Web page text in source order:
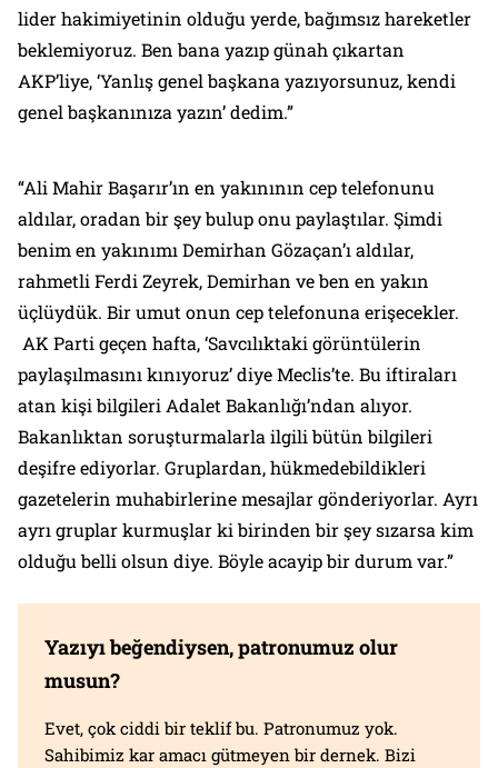
lider hakimiyetinin olduğu yerde, bağımsız hareketler
beklemiyoruz. Ben bana yazıp günah çıkartan
AKP’liye, ‘Yanlış genel başkana yazıyorsunuz, kendi
genel başkanınıza yazın’ dedim.”
“Ali Mahir Başarır’ın en yakınının cep telefonunu
aldılar, oradan bir şey bulup onu paylaştılar. Şimdi
benim en yakınımı Demirhan Gözaçan’ı aldılar,
rahmetli Ferdi Zeyrek, Demirhan ve ben en yakın
üçlüydük. Bir umut onun cep telefonuna erişecekler.
AK Parti geçen hafta, ‘Savcılıktaki görüntülerin
paylaşılmasını kınıyoruz’ diye Meclis’te. Bu iftiraları
atan kişi bilgileri Adalet Bakanlığı’ndan alıyor.
Bakanlıktan soruşturmalarla ilgili bütün bilgileri
deşifre ediyorlar. Gruplardan, hükmedebildikleri
gazetelerin muhabirlerine mesajlar gönderiyorlar. Ayrı
ayrı gruplar kurmuşlar ki birinden bir şey sızarsa kim
olduğu belli olsun diye. Böyle acayip bir durum var.”
Yazıyı beğendiysen, patronumuz olur
musun?
Evet, çok ciddi bir teklif bu. Patronumuz yok.
Sahibimiz kar amacı gütmeyen bir dernek. Bizi